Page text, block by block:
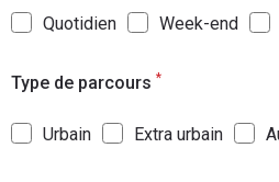
Quotidien Week-end
Type de parcours *
Urbain Extra urbain